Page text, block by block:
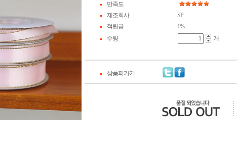
만족도
.
제조회사
SP
적립금
1%
수량
개
상품퍼가기